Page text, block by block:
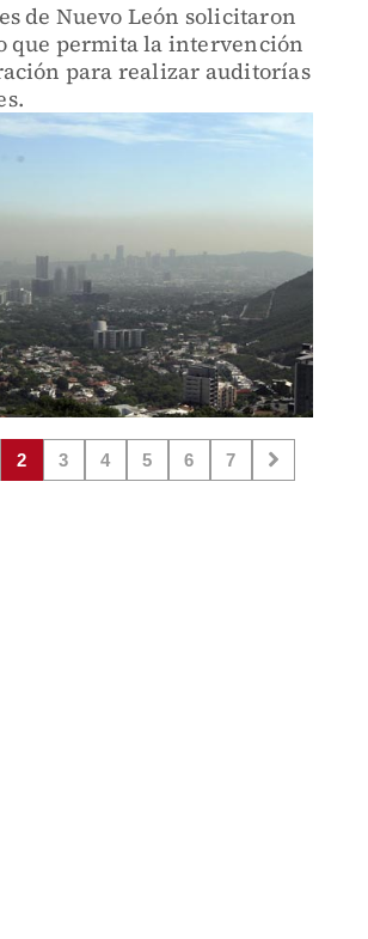
Nuevo León solicitaron
que permita la intervención
para realizar auditorías
2 3 4 5 6 7